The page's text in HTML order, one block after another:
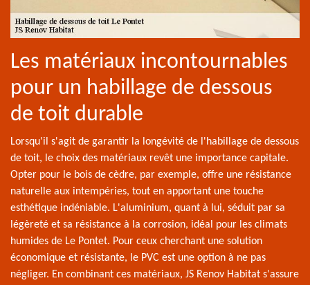
Les matériaux incontournables
pour un habillage de dessous
de toit durable
Lorsqu'il s'agit de garantir la longévité de l'habillage de dessous
de toit, le choix des matériaux revêt une importance capitale.
Opter pour le bois de cèdre, par exemple, offre une résistance
naturelle aux intempéries, tout en apportant une touche
esthétique indéniable. L'aluminium, quant à lui, séduit par sa
légèreté et sa résistance à la corrosion, idéal pour les climats
humides de Le Pontet. Pour ceux cherchant une solution
économique et résistante, le PVC est une option à ne pas
négliger. En combinant ces matériaux, JS Renov Habitat s'assure